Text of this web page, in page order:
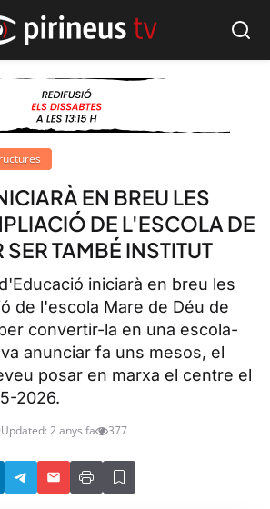
EN BREU LES
DE L'ESCOLA DE
SER TAMBÉ INSTITUT
iniciarà en breu les
de l'escola Mare de Déu de
convertir-la en una escola-
anunciar fa uns mesos, el
posar en marxa el centre el
2026.
Updated: 2 anys fa 377